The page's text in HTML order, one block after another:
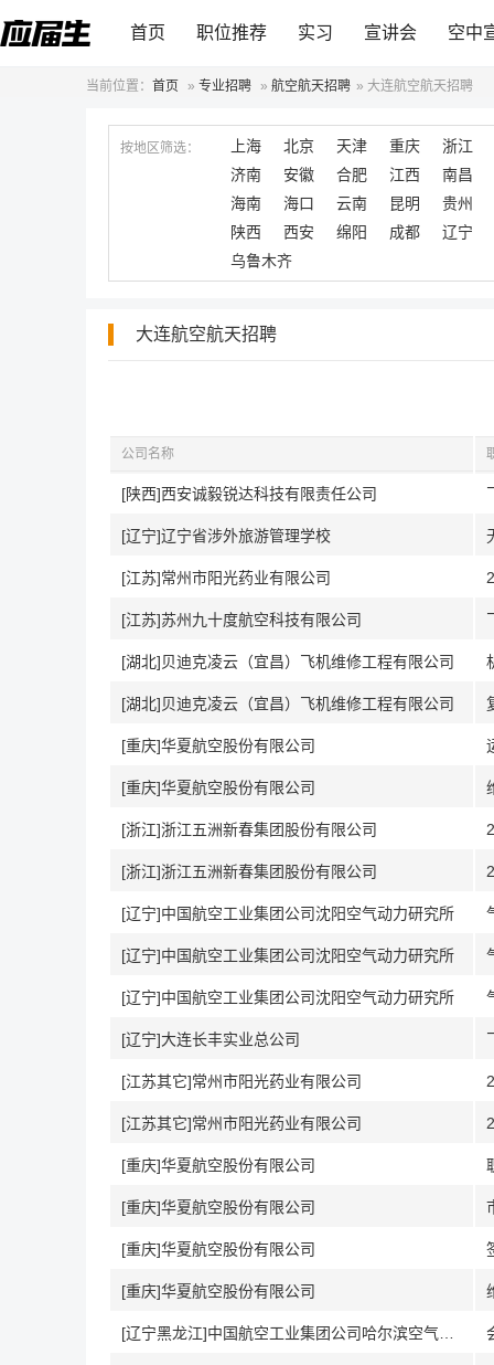
首页 职位推荐 实习 宣讲会 空中
当前位置： 首页 » 专业招聘 » 航空航天招聘 » 大连航空航天招聘
按地区筛选： 上海 北京 天津 重庆
浙江
济南
安徽 合肥 江西
南昌
海南
海口 云南 昆明
贵州
陕西
西安 绵阳 成都
辽宁
乌鲁木齐
大连航空航天招聘
公司名称
[陕西]西安诚毅锐达科技有限责任公司
[辽宁]辽宁省涉外旅游管理学校
[江苏]常州市阳光药业有限公司
[江苏]苏州九十度航空科技有限公司
[湖北]贝迪克凌云（宜昌）飞机维修工程有限公司
[湖北]贝迪克凌云（宜昌）飞机维修工程有限公司
[重庆]华夏航空股份有限公司
[重庆]华夏航空股份有限公司
[浙江]浙江五洲新春集团股份有限公司
[浙江]浙江五洲新春集团股份有限公司
[辽宁]中国航空工业集团公司沈阳空气动力研究所
[辽宁]中国航空工业集团公司沈阳空气动力研究所
[辽宁]中国航空工业集团公司沈阳空气动力研究所
[辽宁]大连长丰实业总公司
[江苏其它]常州市阳光药业有限公司
[江苏其它]常州市阳光药业有限公司
[重庆]华夏航空股份有限公司
[重庆]华夏航空股份有限公司
[重庆]华夏航空股份有限公司
[重庆]华夏航空股份有限公司